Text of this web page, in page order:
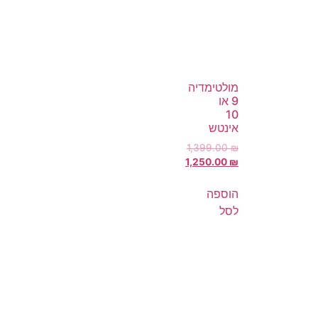
מולטימדיה
9 או
10
אינטש
1,399.00₪
1,250.00 ₪
הוספה
לסל